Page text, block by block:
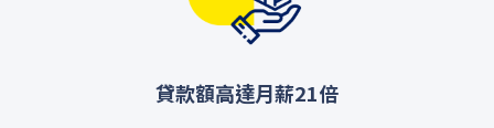
貸款額高達月薪21倍